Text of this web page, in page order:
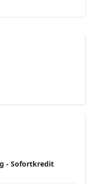
- Sofortkredit